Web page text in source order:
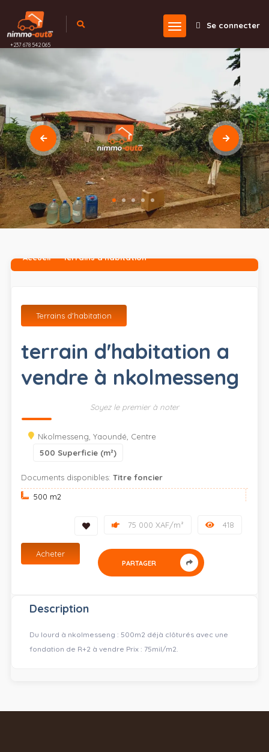
+237 678 542 065
Se connecter
Accueil Terrains d'habitation
Terrains d'habitation
terrain d'habitation a
vendre à nkolmesseng
Soyez le premier à noter
Nkolmesseng, Yaoundé, Centre
500 Superficie (m²)
Documents disponibles:Titre foncier
500 m2
418
75 000 XAF/m²
Acheter
PARTAGER
Description
Du lourd à nkolmesseng : 500m2 déjà clôturés avec une
fondation de R+2 à vendre Prix : 75mil/m2.